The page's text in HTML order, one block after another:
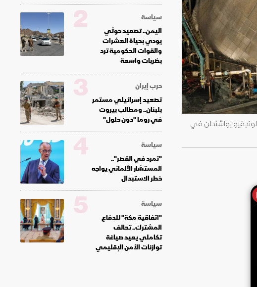
لونجفيو بواشنطن في
سياسة
اليمن.. تصعيد حوثي
يودي بحياة العشرات
والقوات الحكومية ترد
بضربات واسعة
2
حرب إيران
تصعيد إسرائيلي مستمر
بلبنان.. ومطالب بيروت
في روما "دون حلول"
3
سياسة
"تمرد في القصر"..
المستشار الألماني يواجه
خطر الاستبدال
4
سياسة
"اتفاقية مكة" للدفاع
المشترك.. تحالف
تكاملي يعيد صياغة
توازنات الأمن الإقليمي
5